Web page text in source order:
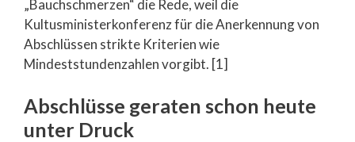
„Bauchschmerzen“ die Rede, weil die
Kultusministerkonferenz für die Anerkennung von
Abschlüssen strikte Kriterien wie
Mindeststundenzahlen vorgibt. [1]
Abschlüsse geraten schon heute
unter Druck